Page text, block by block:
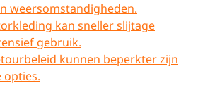
weersomstandigheden.
kan sneller slijtage
gebruik.
kunnen beperkter zijn
opties.